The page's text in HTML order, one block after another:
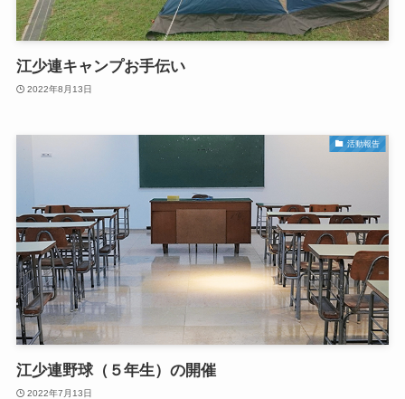
江少連キャンプお手伝い
2022年8月13日
活動報告
江少連野球（５年生）の開催
2022年7月13日